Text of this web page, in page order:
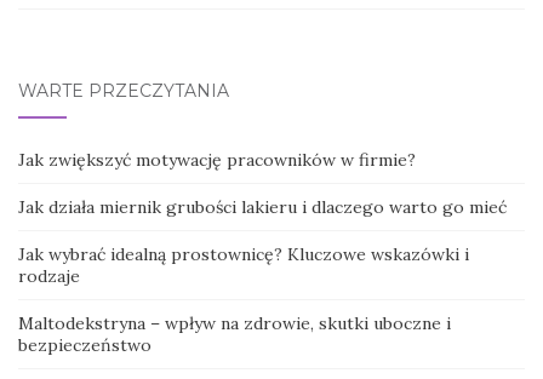
WARTE PRZECZYTANIA
Jak zwiększyć motywację pracowników w firmie?
Jak działa miernik grubości lakieru i dlaczego warto go mieć
Jak wybrać idealną prostownicę? Kluczowe wskazówki i
rodzaje
Maltodekstryna – wpływ na zdrowie, skutki uboczne i
bezpieczeństwo